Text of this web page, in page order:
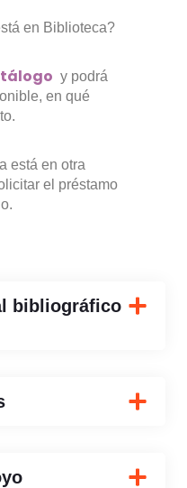
en Biblioteca?
y podrá
en qué
está en otra
el préstamo
bibliográfico